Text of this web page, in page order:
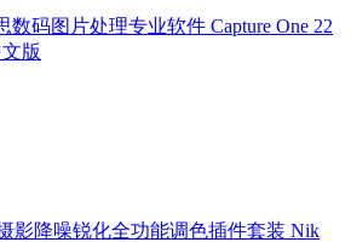
数码图片处理专业软件 Capture One 22
版
影降噪锐化全功能调色插件套装 Nik